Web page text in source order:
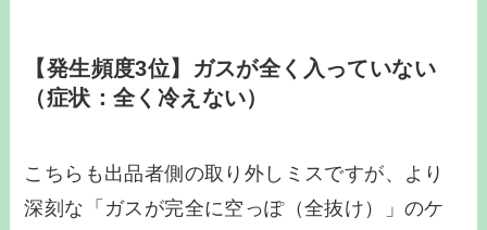
【発生頻度3位】ガスが全く入っていない
（症状：全く冷えない）
こちらも出品者側の取り外しミスですが、より
深刻な「ガスが完全に空っぽ（全抜け）」のケ